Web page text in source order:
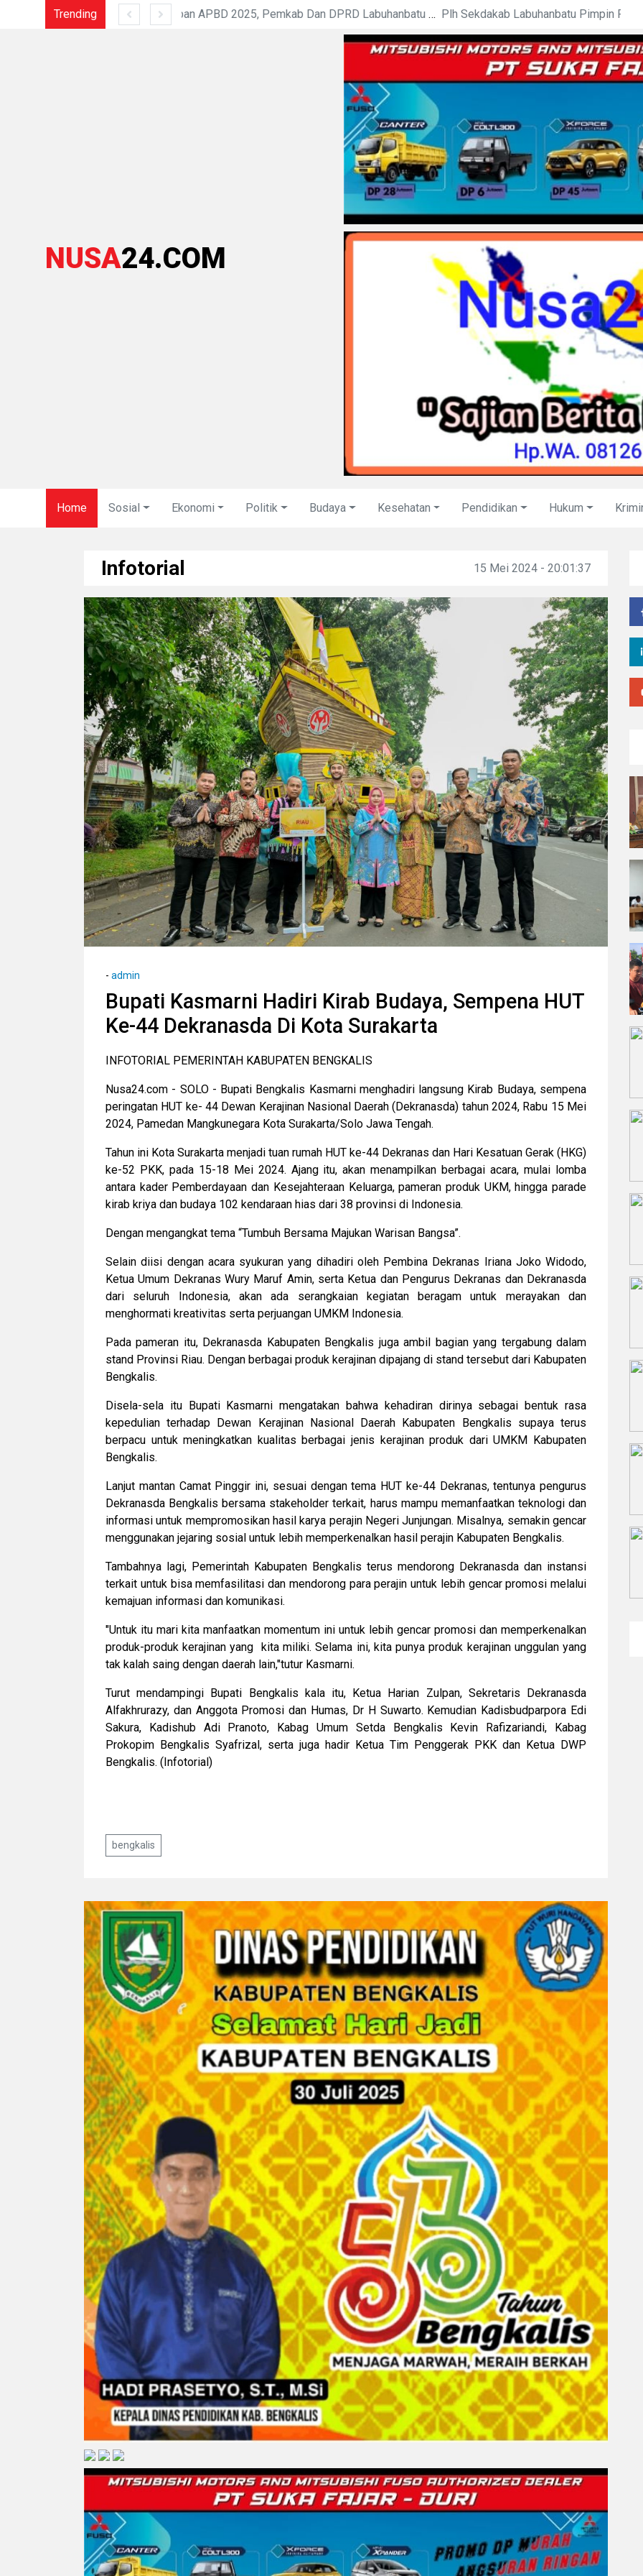
Trending Plh Sekdakab Labuhanbatu Pimpin Rapat Teknis Tindak Lanjut Entry Meeting Penilaian Kepatuhan Pelayan
NUSA24.COM
Home Sosial Ekonomi Politik Budaya Kesehatan Pendidikan Hukum
Infotorial 15 Mei 2024 - 20:01:37
- admin
Bupati Kasmarni Hadiri Kirab Budaya, Sempena HUT
Ke-44 Dekranasda Di Kota Surakarta
INFOTORIAL PEMERINTAH KABUPATEN BENGKALIS
Nusa24.com - SOLO - Bupati Bengkalis Kasmarni menghadiri langsung Kirab Budaya, sempena
peringatan HUT ke- 44 Dewan Kerajinan Nasional Daerah (Dekranasda) tahun 2024, Rabu 15 Mei
2024, Pamedan Mangkunegara Kota Surakarta/Solo Jawa Tengah.
Tahun ini Kota Surakarta menjadi tuan rumah HUT ke-44 Dekranas dan Hari Kesatuan Gerak (HKG)
ke-52 PKK, pada 15-18 Mei 2024. Ajang itu, akan menampilkan berbagai acara, mulai lomba
antara kader Pemberdayaan dan Kesejahteraan Keluarga, pameran produk UKM, hingga parade
kirab kriya dan budaya 102 kendaraan hias dari 38 provinsi di Indonesia.
Dengan mengangkat tema “Tumbuh Bersama Majukan Warisan Bangsa”.
Selain diisi dengan acara syukuran yang dihadiri oleh Pembina Dekranas Iriana Joko Widodo,
Ketua Umum Dekranas Wury Maruf Amin, serta Ketua dan Pengurus Dekranas dan Dekranasda
dari seluruh Indonesia, akan ada serangkaian kegiatan beragam untuk merayakan dan
menghormati kreativitas serta perjuangan UMKM Indonesia.
Pada pameran itu, Dekranasda Kabupaten Bengkalis juga ambil bagian yang tergabung dalam
stand Provinsi Riau. Dengan berbagai produk kerajinan dipajang di stand tersebut dari Kabupaten
Bengkalis.
Disela-sela itu Bupati Kasmarni mengatakan bahwa kehadiran dirinya sebagai bentuk rasa
kepedulian terhadap Dewan Kerajinan Nasional Daerah Kabupaten Bengkalis supaya terus
berpacu untuk meningkatkan kualitas berbagai jenis kerajinan produk dari UMKM Kabupaten
Bengkalis.
Lanjut mantan Camat Pinggir ini, sesuai dengan tema HUT ke-44 Dekranas, tentunya pengurus
Dekranasda Bengkalis bersama stakeholder terkait, harus mampu memanfaatkan teknologi dan
informasi untuk mempromosikan hasil karya perajin Negeri Junjungan. Misalnya, semakin gencar
menggunakan jejaring sosial untuk lebih memperkenalkan hasil perajin Kabupaten Bengkalis.
Tambahnya lagi, Pemerintah Kabupaten Bengkalis terus mendorong Dekranasda dan instansi
terkait untuk bisa memfasilitasi dan mendorong para perajin untuk lebih gencar promosi melalui
kemajuan informasi dan komunikasi.
"Untuk itu mari kita manfaatkan momentum ini untuk lebih gencar promosi dan memperkenalkan
produk-produk kerajinan yang kita miliki. Selama ini, kita punya produk kerajinan unggulan yang
tak kalah saing dengan daerah lain,"tutur Kasmarni.
Turut mendampingi Bupati Bengkalis kala itu, Ketua Harian Zulpan, Sekretaris Dekranasda
Alfakhrurazy, dan Anggota Promosi dan Humas, Dr H Suwarto. Kemudian Kadisbudparpora Edi
Sakura, Kadishub Adi Pranoto, Kabag Umum Setda Bengkalis Kevin Rafizariandi, Kabag
Prokopim Bengkalis Syafrizal, serta juga hadir Ketua Tim Penggerak PKK dan Ketua DWP
Bengkalis. (Infotorial)
bengkalis